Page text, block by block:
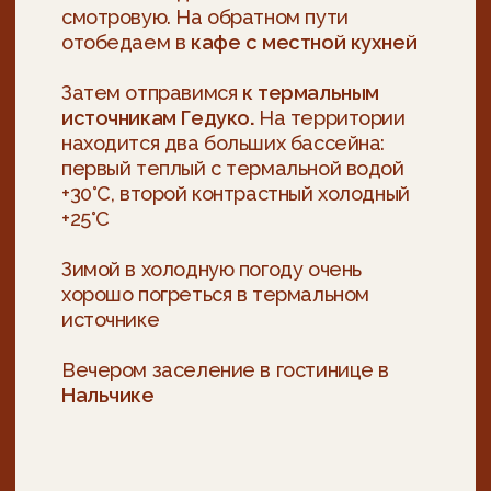
НОМЕРАХСО ВСЕМИ
УДОБСТВАМИ
Проживание в Нальчике отель 3*
Пробуем национальные блюда